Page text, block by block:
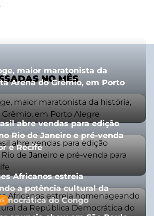
NO MÊS
maior maratonista da
Arena do Grêmio, em Porto
abre vendas para edição
Rio de Janeiro e pré-venda
e Recife
Africanos estreia
a potência cultural da
do Congo